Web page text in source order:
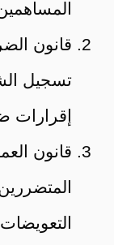
قانون
تسجيل
إقرارات
قانون